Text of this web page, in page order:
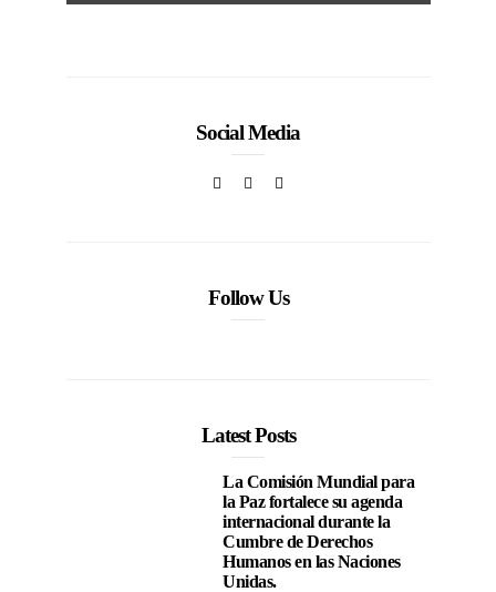
Social Media
Follow Us
Latest Posts
La Comisión Mundial para
la Paz fortalece su agenda
internacional durante la
Cumbre de Derechos
Humanos en las Naciones
Unidas.